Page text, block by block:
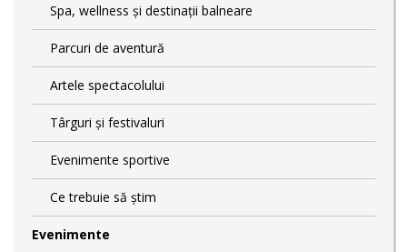
Spa, wellness și destinații balneare
Parcuri de aventură
Artele spectacolului
Târguri și festivaluri
Evenimente sportive
Ce trebuie să știm
Evenimente